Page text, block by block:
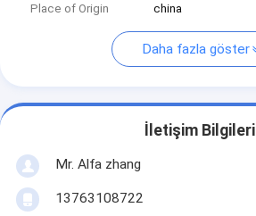
Place of Origin
china
Daha fazla göster
İletişim Bilgileri
Mr. Alfa zhang
13763108722